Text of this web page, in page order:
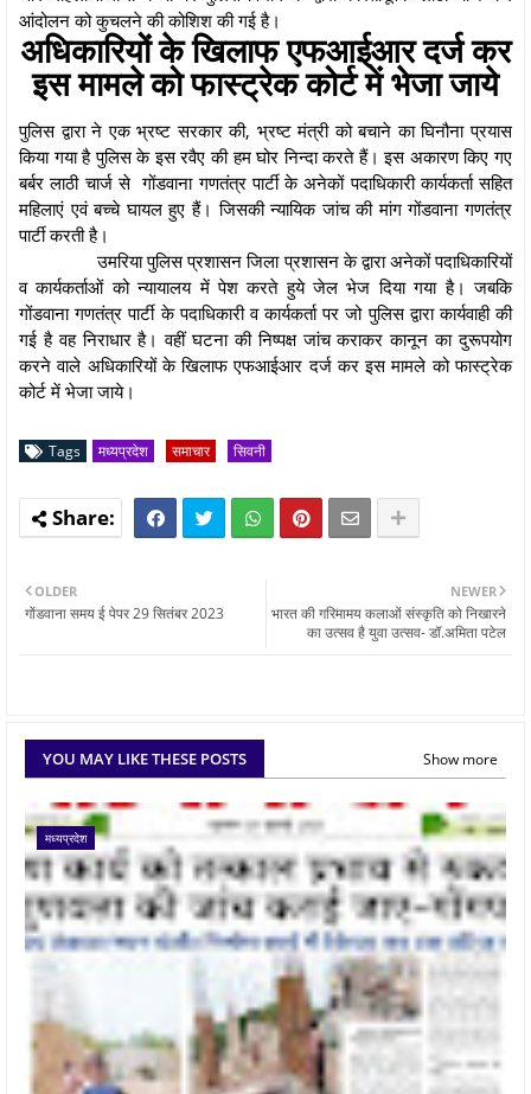
आंदोलन को कुचलने की कोशिश की गई है।
अधिकारियों के खिलाफ एफआईआर दर्ज कर
इस मामले को फास्ट्रेक कोर्ट में भेजा जाये
पुलिस द्वारा ने एक भ्रष्ट सरकार की, भ्रष्ट मंत्री को बचाने का घिनौना प्रयास
किया गया है पुलिस के इस रवैए की हम घोर निन्दा करते हैं। इस अकारण किए गए
बर्बर लाठी चार्ज से गोंडवाना गणतंत्र पार्टी के अनेकों पदाधिकारी कार्यकर्ता सहित
महिलाएं एवं बच्चे घायल हुए हैं। जिसकी न्यायिक जांच की मांग गोंडवाना गणतंत्र
पार्टी करती है।
उमरिया पुलिस प्रशासन जिला प्रशासन के द्वारा अनेकों पदाधिकारियों
व कार्यकर्ताओं को न्यायालय में पेश करते हुये जेल भेज दिया गया है। जबकि
गोंडवाना गणतंत्र पार्टी के पदाधिकारी व कार्यकर्ता पर जो पुलिस द्वारा कार्यवाही की
गई है वह निराधार है। वहीं घटना की निष्पक्ष जांच कराकर कानून का दुरूपयोग
करने वाले अधिकारियों के खिलाफ एफआईआर दर्ज कर इस मामले को फास्ट्रेक
कोर्ट में भेजा जाये।
Tags मध्यप्रदेश समाचार सिवनी
NEWER
भारत की गरिमामय कलाओं संस्कृति को निखारने
का उत्सव है युवा उत्सव- डॉ.अमिता पटेल
OLDER
गोंडवाना समय ई पेपर 29 सितंबर 2023
YOU MAY LIKE THESE POSTS Show more
मध्यप्रदेश